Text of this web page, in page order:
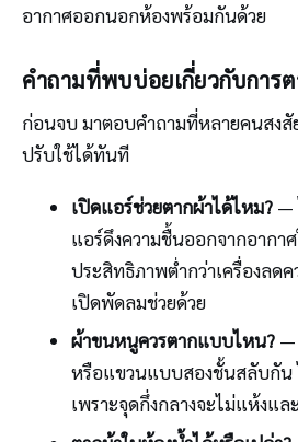
อากาศออกนอกห้องพร้อมกันด้วย
คำถามที่พบบ่อยเกี่ยวกับการ
ก่อนจบ มาตอบคำถามที่หลายคนสง
ปรับใช้ได้ทันที
เปิดแอร์ช่วยตากผ้าได้ไหม?—
แอร์ดึงความชื้นออกจากอากา
ประสิทธิภาพต่ำกว่าเครื่องลด
เปิดพัดลมช่วยด้วย
ผ้าขนหนูควรตากแบบไหน?—
หรือแขวนแบบสองชั้นสลับกัน
เพราะจุดกึ่งกลางจะไม่แห้งแ